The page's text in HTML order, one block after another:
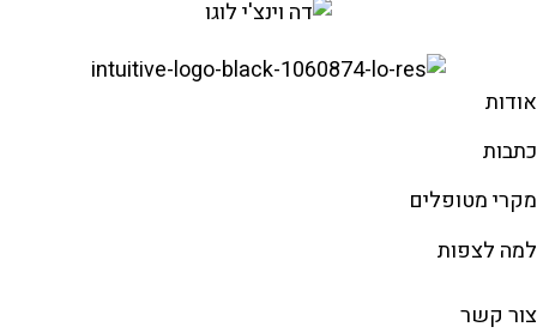
אודות
כתבות
מקרי מטופלים
למה לצפות
צור קשר